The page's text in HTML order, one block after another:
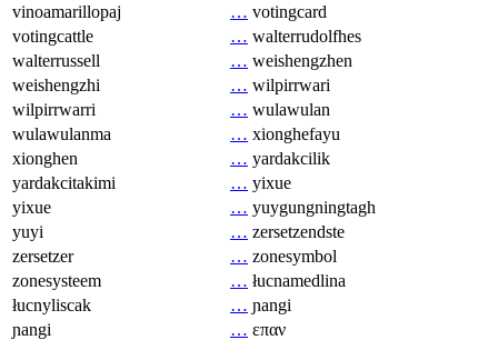
vinoamarillopaj
… votingcard
votingcattle
… walterrudolfhes
walterrussell
… weishengzhen
weishengzhi
… wilpirrwari
wilpirrwarri
… wulawulan
wulawulanma
… xionghefayu
xionghen
… yardakcilik
yardakcitakimi
… yixue
yixue
… yuygungningtagh
yuyi
… zersetzendste
zersetzer
… zonesymbol
zonesysteem
… łucnamedlina
łucnyliscak
… ɲangi
ɲangi
… επαν